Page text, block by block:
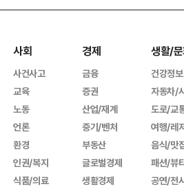
사회
사건사고
교육
노동
언론
환경
인권/복지
식품/의료
경제
금융
증권
산업/재계
중기/벤처
부동산
글로벌경제
생활경제
생활/
건강정보
자동차/
도로/교
여행/레
음식/맛
패션/뷰
공연/전